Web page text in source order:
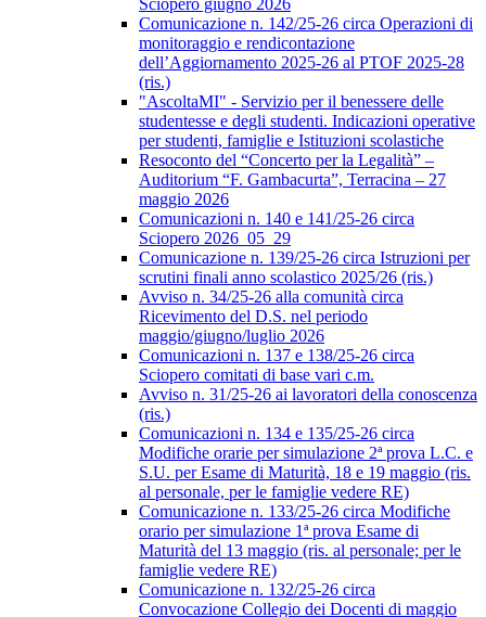
Sciopero giugno 2026
Comunicazione n. 142/25-26 circa Operazioni di
monitoraggio e rendicontazione
dell’Aggiornamento 2025-26 al PTOF 2025-28
(ris.)
"AscoltaMI" - Servizio per il benessere delle
studentesse e degli studenti. Indicazioni operative
per studenti, famiglie e Istituzioni scolastiche
Resoconto del “Concerto per la Legalità” –
Auditorium “F. Gambacurta”, Terracina – 27
maggio 2026
Comunicazioni n. 140 e 141/25-26 circa
Sciopero 2026_05_29
Comunicazione n. 139/25-26 circa Istruzioni per
scrutini finali anno scolastico 2025/26 (ris.)
Avviso n. 34/25-26 alla comunità circa
Ricevimento del D.S. nel periodo
maggio/giugno/luglio 2026
Comunicazioni n. 137 e 138/25-26 circa
Sciopero comitati di base vari c.m.
Avviso n. 31/25-26 ai lavoratori della conoscenza
(ris.)
Comunicazioni n. 134 e 135/25-26 circa
Modifiche orarie per simulazione 2ª prova L.C. e
S.U. per Esame di Maturità, 18 e 19 maggio (ris.
al personale, per le famiglie vedere RE)
Comunicazione n. 133/25-26 circa Modifiche
orario per simulazione 1ª prova Esame di
Maturità del 13 maggio (ris. al personale; per le
famiglie vedere RE)
Comunicazione n. 132/25-26 circa
Convocazione Collegio dei Docenti di maggio